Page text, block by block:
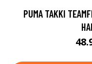
PUMA TAKKI